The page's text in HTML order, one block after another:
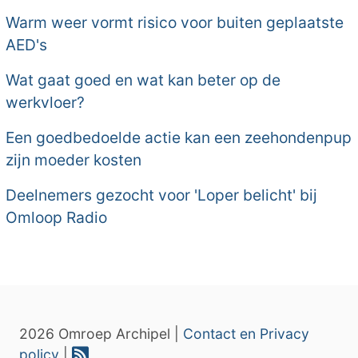
Warm weer vormt risico voor buiten geplaatste
AED's
Wat gaat goed en wat kan beter op de
werkvloer?
Een goedbedoelde actie kan een zeehondenpup
zijn moeder kosten
Deelnemers gezocht voor 'Loper belicht' bij
Omloop Radio
2026 Omroep Archipel | Contact en Privacy
policy